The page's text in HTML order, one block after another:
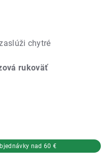
chytré
rukoväť
nad 60 €